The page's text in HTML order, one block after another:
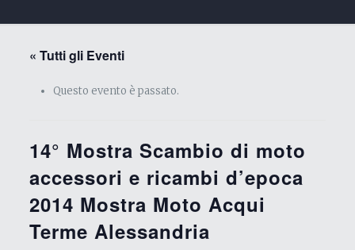
« Tutti gli Eventi
Questo evento è passato.
14° Mostra Scambio di moto
accessori e ricambi d’epoca
2014 Mostra Moto Acqui
Terme Alessandria